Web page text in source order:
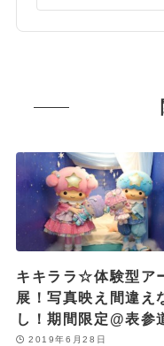
キキララ☆体験型ア
展！写真映え間違え
し！期間限定@表参
2019年6月28日